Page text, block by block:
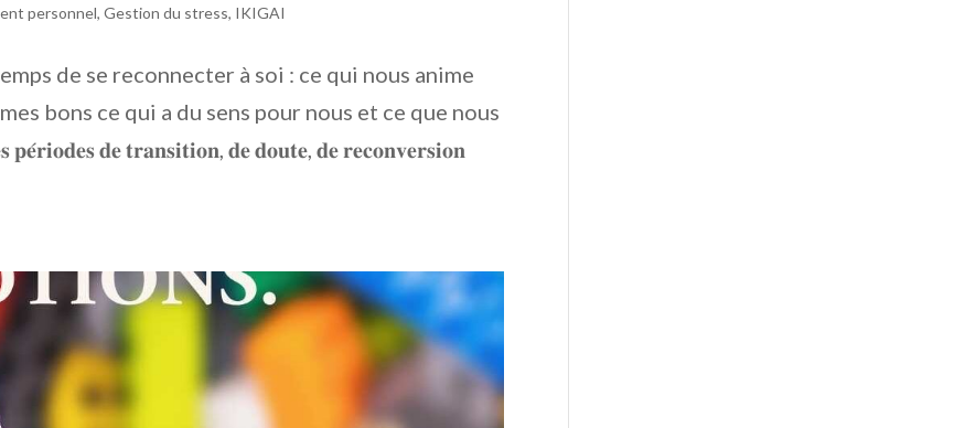
personnel,Gestion du stress, IKIGAI
de se reconnecter à soi : ce qui nous anime
bons ce qui a du sens pour nous et ce que nous
𝐝𝐞 𝐭𝐫𝐚𝐧𝐬𝐢𝐭𝐢𝐨𝐧, 𝐝𝐞 𝐝𝐨𝐮𝐭𝐞, 𝐝𝐞 𝐫𝐞𝐜𝐨𝐧𝐯𝐞𝐫𝐬𝐢𝐨𝐧